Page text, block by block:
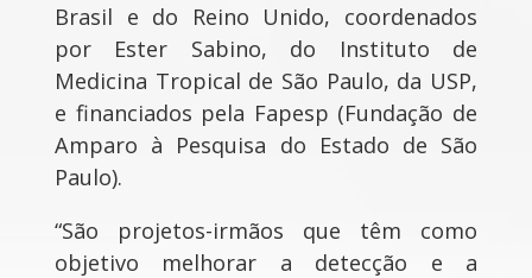
Brasil e do Reino Unido, coordenados
por Ester Sabino, do Instituto de
Medicina Tropical de São Paulo, da USP,
e financiados pela Fapesp (Fundação de
Amparo à Pesquisa do Estado de São
Paulo).
“São projetos-irmãos que têm como
objetivo melhorar a detecção e a